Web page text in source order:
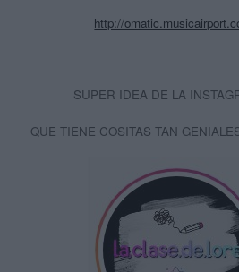
http://
SUPER IDEA DE LA
QUE TIENE COSITAS TAN